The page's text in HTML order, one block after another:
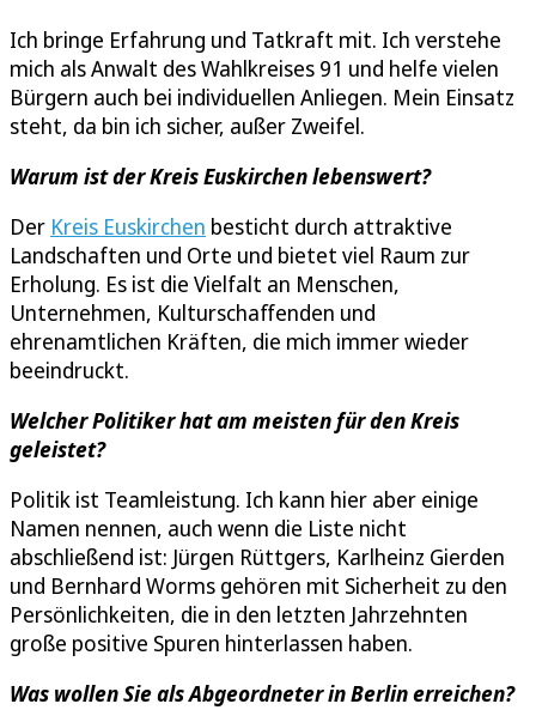
Ich bringe Erfahrung und Tatkraft mit. Ich verstehe
mich als Anwalt des Wahlkreises 91 und helfe vielen
Bürgern auch bei individuellen Anliegen. Mein Einsatz
steht, da bin ich sicher, außer Zweifel.
Warum ist der Kreis Euskirchen lebenswert?
Der Kreis Euskirchen besticht durch attraktive
Landschaften und Orte und bietet viel Raum zur
Erholung. Es ist die Vielfalt an Menschen,
Unternehmen, Kulturschaffenden und
ehrenamtlichen Kräften, die mich immer wieder
beeindruckt.
Welcher Politiker hat am meisten für den Kreis
geleistet?
Politik ist Teamleistung. Ich kann hier aber einige
Namen nennen, auch wenn die Liste nicht
abschließend ist: Jürgen Rüttgers, Karlheinz Gierden
und Bernhard Worms gehören mit Sicherheit zu den
Persönlichkeiten, die in den letzten Jahrzehnten
große positive Spuren hinterlassen haben.
Was wollen Sie als Abgeordneter in Berlin erreichen?